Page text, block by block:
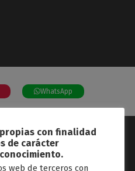
WhatsApp
con finalidad
de carácter
web de terceros con